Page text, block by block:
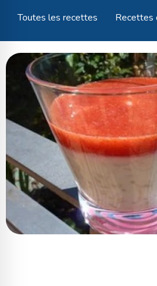
Toutes les recettes Recettes